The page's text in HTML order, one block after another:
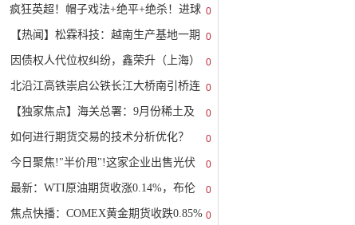
0
疯狂英超！帽子戏法+绝平+绝杀！进球
0
【热闻】松霖科技：越南生产基地一期
0
因债权人代位权纠纷，鑫荣升（上海）
0
北沿江高铁崇启公铁长江大桥南引桥连
0
【独家焦点】海关总署：9月份稀土及
0
如何进行期货交易的技术分析优化？
0
今日聚焦!"半价甩"!这家企业出售光伏
0
最新：WTI原油期货收涨0.14%，布伦
0
焦点快播：COMEX黄金期货收跌0.85%